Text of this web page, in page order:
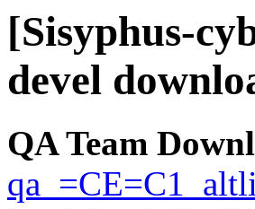
[Sisyphus-
devel
QA Team